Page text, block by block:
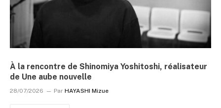
À la rencontre de Shinomiya Yoshitoshi, réalisateur
de Une aube nouvelle
28/07/2026 Par HAYASHI Mizue